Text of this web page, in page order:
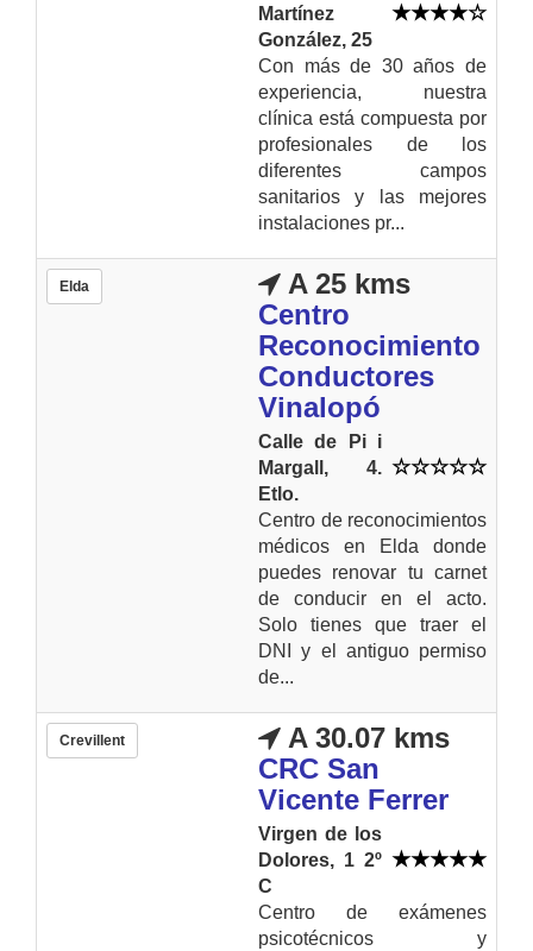
Martínez
González, 25
Con más de 30 años de
experiencia, nuestra
clínica está compuesta por
profesionales de los
diferentes campos
sanitarios y las mejores
instalaciones pr...
Elda
A 25 kms
Centro
Reconocimiento
Conductores
Vinalopó
Calle de Pi i
Margall, 4.
Etlo.
Centro de reconocimientos
médicos en Elda donde
puedes renovar tu carnet
de conducir en el acto.
Solo tienes que traer el
DNI y el antiguo permiso
de...
Crevillent
A 30.07 kms
CRC San
Vicente Ferrer
Virgen de los
Dolores, 1 2º
C
Centro de exámenes
psicotécnicos y